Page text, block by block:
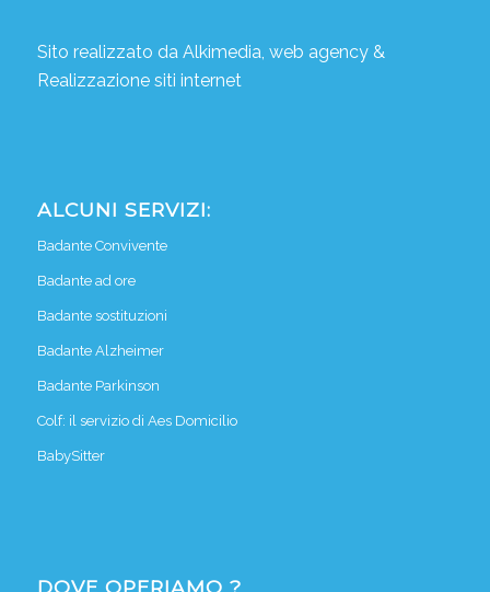
Sito realizzato da Alkimedia, web agency&
Realizzazione siti internet
ALCUNI SERVIZI:
Badante Convivente
Badante ad ore
Badante sostituzioni
Badante Alzheimer
Badante Parkinson
Colf: il servizio di Aes Domicilio
BabySitter